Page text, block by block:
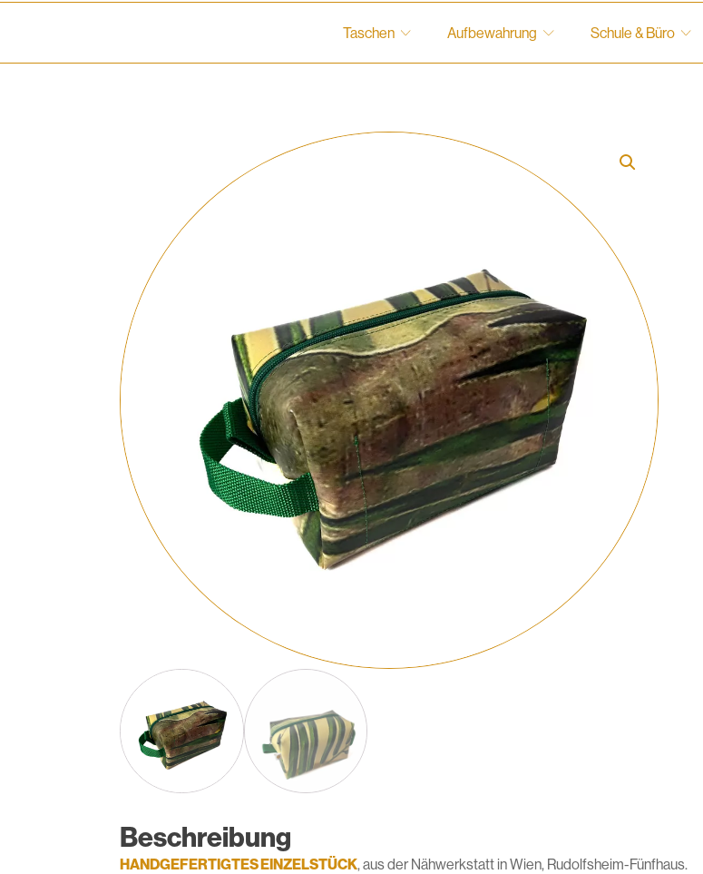
Taschen Aufbewahrung Schule & Büro
Beschreibung
HANDGEFERTIGTES EINZELSTÜCK, aus der Nähwerkstatt in Wien, Rudolfsheim-Fünfhaus.